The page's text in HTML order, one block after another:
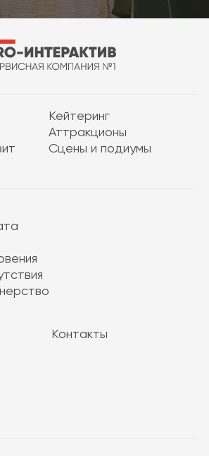
Кейтеринг
Аттракционы
Сцены и подиумы
Контакты